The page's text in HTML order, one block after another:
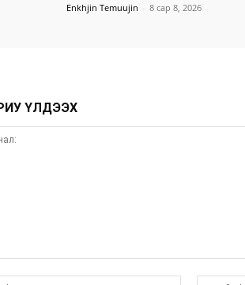
Enkhjin Temuujin - 8 сар 8, 2026
ҮЛДЭЭХ